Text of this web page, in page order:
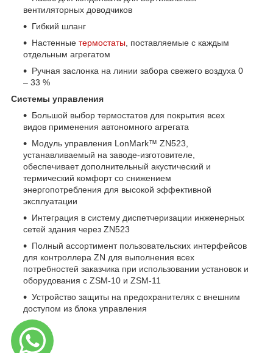
вентиляторных доводчиков
Гибкий шланг
Настенные термостаты , поставляемые с каждым
отдельным агрегатом
Ручная заслонка на линии забора свежего воздуха 0
– 33 %
Системы управления
Большой выбор термостатов для покрытия всех
видов применения автономного агрегата
Модуль управления LonMark™ ZN523,
устанавливаемый на заводе-изготовителе,
обеспечивает дополнительный акустический и
термический комфорт со снижением
энергопотребления для высокой эффективной
эксплуатации
Интеграция в систему диспетчеризации инженерных
сетей здания через ZN523
Полный ассортимент пользовательских интерфейсов
для контроллера ZN для выполнения всех
потребностей заказчика при использовании установок и
оборудования с ZSM-10 и ZSM-11
Устройство защиты на предохранителях с внешним
доступом из блока управления